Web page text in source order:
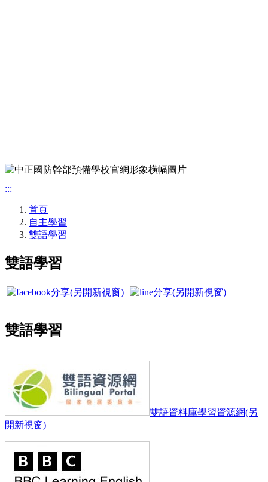
:::
首頁
自主學習
雙語學習
雙語學習
雙語學習
雙語資料庫學習資源網(另
開新視窗)